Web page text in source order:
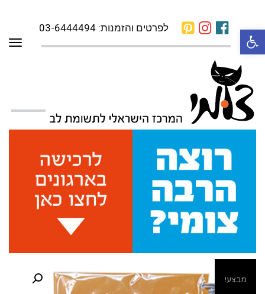
פתח סרגל נגישות לפרטים והזמנות: 03-6444494
מבצע!